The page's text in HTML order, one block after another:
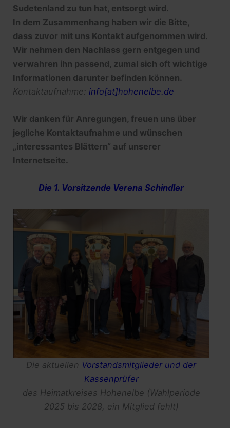
Sudetenland zu tun hat, entsorgt wird.
In dem Zusammenhang haben wir die Bitte,
dass zuvor mit uns Kontakt aufgenommen wird.
Wir nehmen den Nachlass gern entgegen und
verwahren ihn passend, zumal sich oft wichtige
Informationen darunter befinden können.
Kontaktaufnahme: info[at]hohenelbe.de
Wir danken für Anregungen, freuen uns über
jegliche Kontaktaufnahme und wünschen
„interessantes Blättern“ auf unserer
Internetseite.
Die 1. Vorsitzende Verena Schindler
Die aktuellen Vorstandsmitglieder und der
Kassenprüfer
des Heimatkreises Hohenelbe (Wahlperiode
2025 bis 2028, ein Mitglied fehlt)